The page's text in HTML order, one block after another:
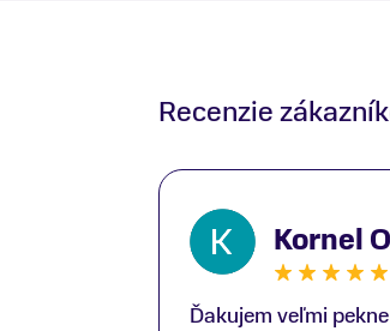
Recenzie
Kornel
Ďakujem veľmi